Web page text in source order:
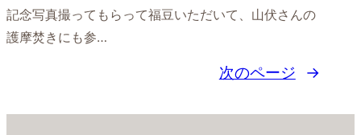
記念写真撮ってもらって福豆いただいて、山伏さんの
護摩焚きにも参…
次のページ →